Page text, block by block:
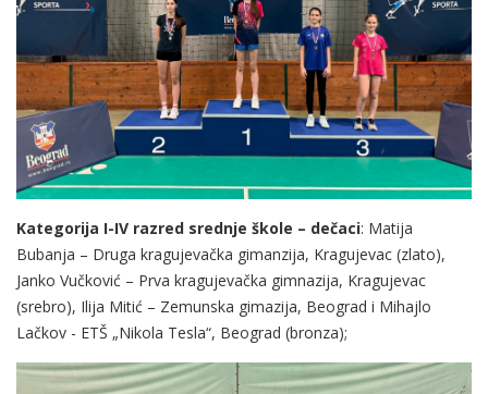
Kategorija I-IV razred srednje škole – dečaci: Matija
Bubanja – Druga kragujevačka gimanzija, Kragujevac (zlato),
Janko Vučković – Prva kragujevačka gimnazija, Kragujevac
(srebro), Ilija Mitić – Zemunska gimazija, Beograd i Mihajlo
Lačkov - ETŠ „Nikola Tesla“, Beograd (bronza);